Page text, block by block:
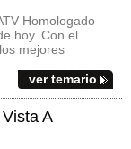
Homologado
hoy. Con el
mejores
ver temario
A